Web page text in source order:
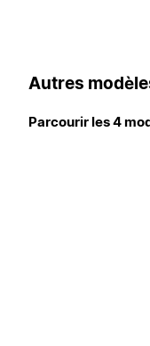
Autres
Parcourir les 4